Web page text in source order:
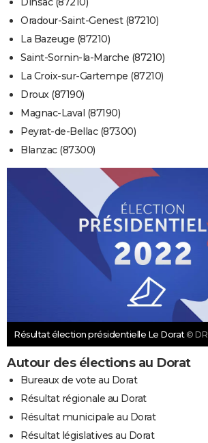
Oradour-Saint-Genest (87210)
La Bazeuge (87210)
Saint-Sornin-la-Marche (87210)
La Croix-sur-Gartempe (87210)
Droux (87190)
Magnac-Laval (87190)
Peyrat-de-Bellac (87300)
Blanzac (87300)
Résultat élection présidentielle Le Dorat © DR
Autour des élections au Dorat
Bureaux de vote au Dorat
Résultat régionale au Dorat
Résultat municipale au Dorat
Résultat législatives au Dorat